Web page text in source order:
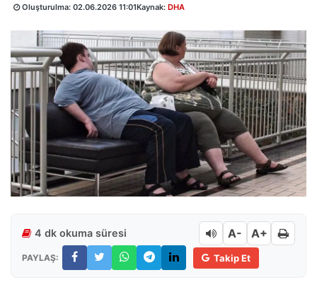
Oluşturulma: 02.06.2026 11:01Kaynak: DHA
4 dk okuma süresi A- A+
PAYLAŞ: Takip Et